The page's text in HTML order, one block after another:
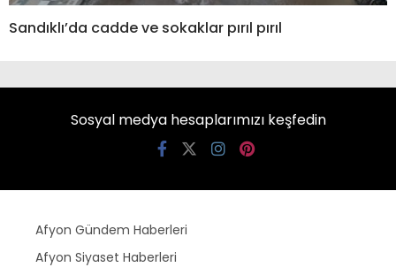
Sandıklı’da cadde ve sokaklar pırıl pırıl
Sosyal medya hesaplarımızı keşfedin
Afyon Gündem Haberleri
Afyon Siyaset Haberleri